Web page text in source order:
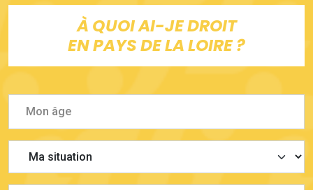
À QUOI AI-JE DROIT
EN PAYS DE LA LOIRE ?